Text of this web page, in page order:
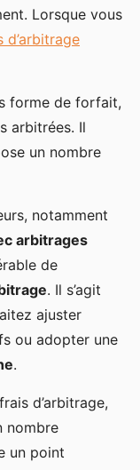
Lorsque vous
d’arbitrage
forme de forfait,
arbitrées. Il
un nombre
notamment
arbitrages
de
. Il s’agit
ajuster
ou adopter une
.
d’arbitrage,
nombre
un point